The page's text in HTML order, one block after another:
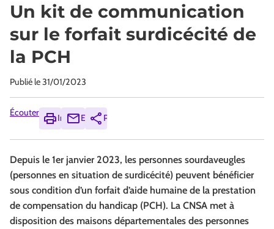
Un kit de communication
sur le forfait surdicécité de
la PCH
Publié le31/01/2023
Écouter
ImprimerEnvoyerPartager
Depuis le 1er janvier 2023, les personnes sourdaveugles
(personnes en situation de surdicécité) peuvent bénéficier
sous condition d’un forfait d’aide humaine de la prestation
de compensation du handicap (PCH). La CNSA met à
disposition des maisons départementales des personnes